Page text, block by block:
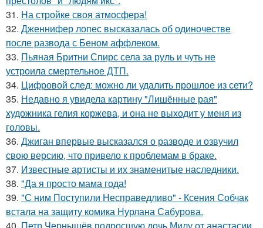
31. На стройке своя атмосфера!
32. Дженнифер лопес высказалась об одиночестве
после развода с Беном аффлеком.
33. Пьяная Бритни Спирс села за руль и чуть не
устроила смертельное ДТП.
34. Цифровой след: можно ли удалить прошлое из сети?
35. Недавно я увидела картину "Лишённые рая"
художника гелия коржева, и она не выходит у меня из
головы.
36. Джиган впервые высказался о разводе и озвучил
свою версию, что привело к проблемам в браке.
37. Известные артисты и их знаменитые наследники.
38. "Да я просто мама года!
39. "С ним Поступили Несправедливо" - Ксения Собчак
встала на защиту комика Нурлана Сабурова.